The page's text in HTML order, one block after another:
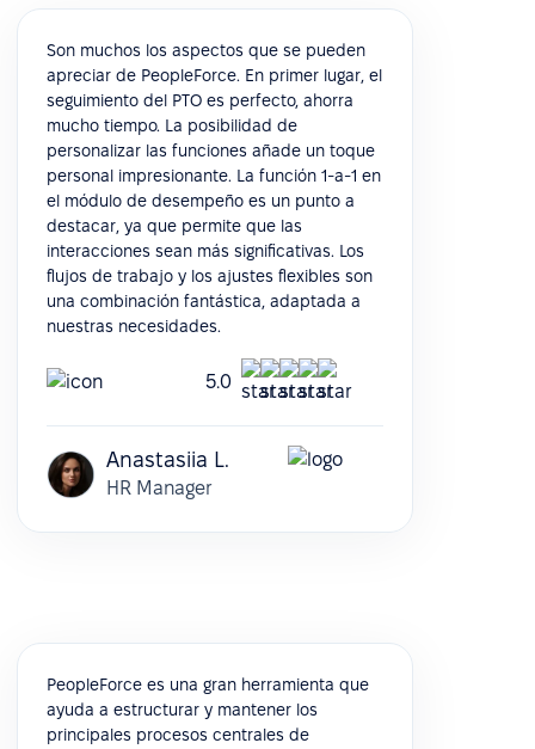
Son muchos los aspectos que se pueden
apreciar de PeopleForce. En primer lugar, el
seguimiento del PTO es perfecto, ahorra
mucho tiempo. La posibilidad de
personalizar las funciones añade un toque
personal impresionante. La función 1-a-1 en
el módulo de desempeño es un punto a
destacar, ya que permite que las
interacciones sean más significativas. Los
flujos de trabajo y los ajustes flexibles son
una combinación fantástica, adaptada a
nuestras necesidades.
5.0
Anastasiia L.
HR Manager
PeopleForce es una gran herramienta que
ayuda a estructurar y mantener los
principales procesos centrales de